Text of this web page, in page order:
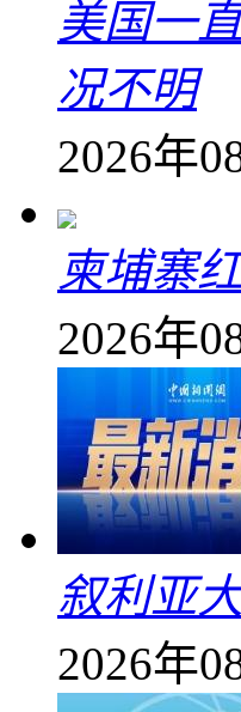
美国一
况不明
2026年
柬埔寨
2026年
叙利亚
2026年